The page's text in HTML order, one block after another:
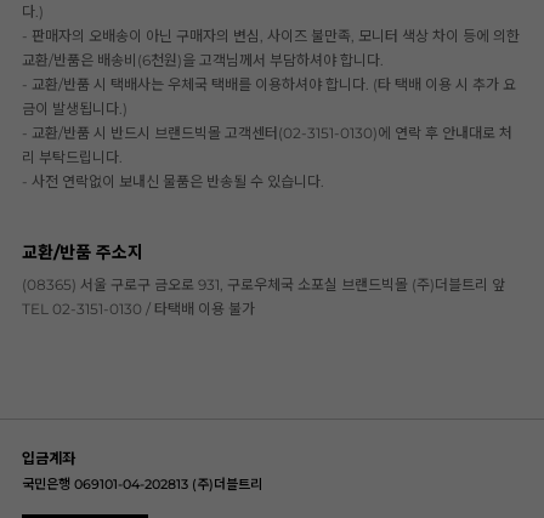
다.)
- 판매자의 오배송이 아닌 구매자의 변심, 사이즈 불만족, 모니터 색상 차이 등에 의한
교환/반품은 배송비(6천원)을 고객님께서 부담하셔야 합니다.
- 교환/반품 시 택배사는 우체국 택배를 이용하셔야 합니다. (타 택배 이용 시 추가 요
금이 발생됩니다.)
- 교환/반품 시 반드시 브랜드빅몰 고객센터(02-3151-0130)에 연락 후 안내대로 처
리 부탁드립니다.
- 사전 연락없이 보내신 물품은 반송될 수 있습니다.
교환/반품 주소지
(08365) 서울 구로구 금오로 931, 구로우체국 소포실 브랜드빅몰 (주)더블트리 앞
TEL 02-3151-0130 / 타택배 이용 불가
입금계좌
국민은행 069101-04-202813 (주)더블트리